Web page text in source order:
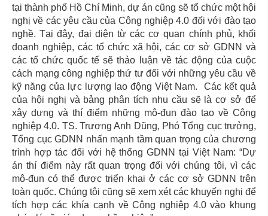
tại thành phố Hồ Chí Minh, dự án cũng sẽ tổ chức một hội
nghị về các yêu cầu của Công nghiệp 4.0 đối với đào tạo
nghề. Tại đây, đại diện từ các cơ quan chính phủ, khối
doanh nghiệp, các tổ chức xã hội, các cơ sở GDNN và
các tổ chức quốc tế sẽ thảo luận về tác động của cuộc
cách mạng công nghiệp thứ tư đối với những yêu cầu về
kỹ năng của lực lượng lao động Việt Nam. Các kết quả
của hội nghị và bảng phân tích nhu cầu sẽ là cơ sở để
xây dựng và thí điểm những mô-đun đào tạo về Công
nghiệp 4.0. TS. Trương Anh Dũng, Phó Tổng cục trưởng,
Tổng cục GDNN nhấn mạnh tầm quan trọng của chương
trình hợp tác đối với hệ thống GDNN tại Việt Nam: “Dự
án thí điểm này rất quan trọng đối với chúng tôi, vì các
mô-đun có thể được triển khai ở các cơ sở GDNN trên
toàn quốc. Chúng tôi cũng sẽ xem xét các khuyến nghị để
tích hợp các khía cạnh về Công nghiệp 4.0 vào khung